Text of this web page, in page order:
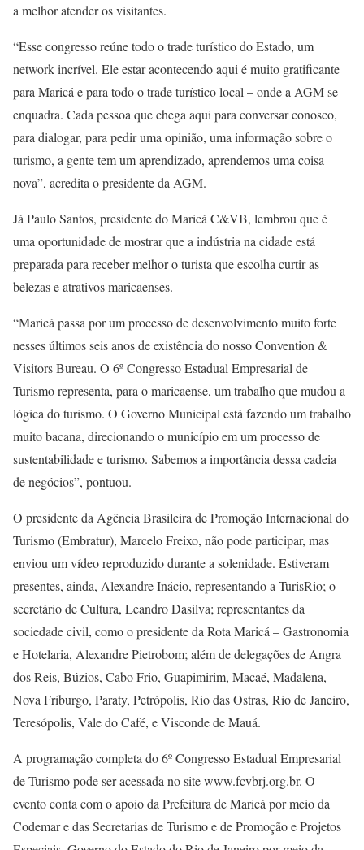
a melhor atender os visitantes.
“Esse congresso reúne todo o trade turístico do Estado, um
network incrível. Ele estar acontecendo aqui é muito gratificante
para Maricá e para todo o trade turístico local – onde a AGM se
enquadra. Cada pessoa que chega aqui para conversar conosco,
para dialogar, para pedir uma opinião, uma informação sobre o
turismo, a gente tem um aprendizado, aprendemos uma coisa
nova”, acredita o presidente da AGM.
Já Paulo Santos, presidente do Maricá C&VB, lembrou que é
uma oportunidade de mostrar que a indústria na cidade está
preparada para receber melhor o turista que escolha curtir as
belezas e atrativos maricaenses.
“Maricá passa por um processo de desenvolvimento muito forte
nesses últimos seis anos de existência do nosso Convention &
Visitors Bureau. O 6º Congresso Estadual Empresarial de
Turismo representa, para o maricaense, um trabalho que mudou a
lógica do turismo. O Governo Municipal está fazendo um trabalho
muito bacana, direcionando o município em um processo de
sustentabilidade e turismo. Sabemos a importância dessa cadeia
de negócios”, pontuou.
O presidente da Agência Brasileira de Promoção Internacional do
Turismo (Embratur), Marcelo Freixo, não pode participar, mas
enviou um vídeo reproduzido durante a solenidade. Estiveram
presentes, ainda, Alexandre Inácio, representando a TurisRio; o
secretário de Cultura, Leandro Dasilva; representantes da
sociedade civil, como o presidente da Rota Maricá – Gastronomia
e Hotelaria, Alexandre Pietrobom; além de delegações de Angra
dos Reis, Búzios, Cabo Frio, Guapimirim, Macaé, Madalena,
Nova Friburgo, Paraty, Petrópolis, Rio das Ostras, Rio de Janeiro,
Teresópolis, Vale do Café, e Visconde de Mauá.
A programação completa do 6º Congresso Estadual Empresarial
de Turismo pode ser acessada no site www.fcvbrj.org.br. O
evento conta com o apoio da Prefeitura de Maricá por meio da
Codemar e das Secretarias de Turismo e de Promoção e Projetos